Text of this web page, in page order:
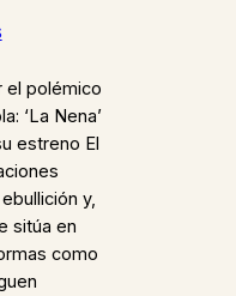
el polémico
‘La Nena’
estreno El
y,
sitúa en
como